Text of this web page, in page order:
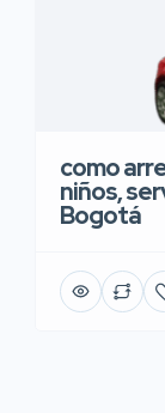
como
niños,
Bogotá